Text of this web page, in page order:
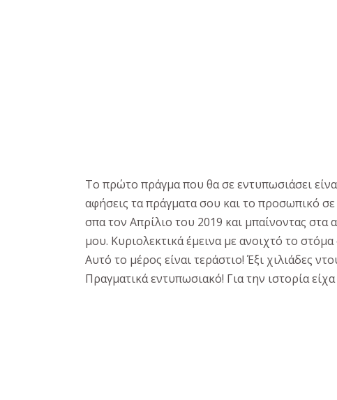
Το πρώτο πράγμα που θα σε εντυπωσιάσει
αφήσεις τα πράγματα σου και το προσωπικό
σπα τον Απρίλιο του 2019 και μπαίνοντας
μου. Κυριολεκτικά έμεινα με ανοιχτό το
Αυτό το μέρος είναι τεράστιο! Έξι χιλιάδες
Πραγματικά εντυπωσιακό! Για την ιστορία